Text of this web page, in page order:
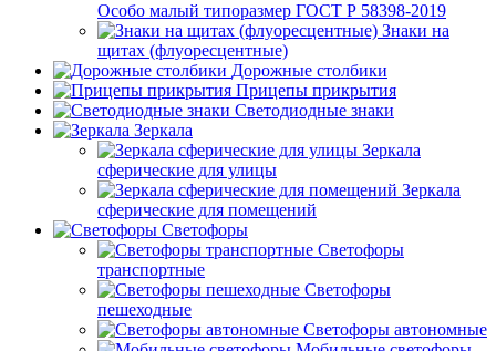
Особо малый типоразмер ГОСТ Р 58398-2019
Знаки на
щитах (флуоресцентные)
Дорожные столбики
Прицепы прикрытия
Светодиодные знаки
Зеркала
Зеркала
сферические для улицы
Зеркала
сферические для помещений
Светофоры
Светофоры
транспортные
Светофоры
пешеходные
Светофоры автономные